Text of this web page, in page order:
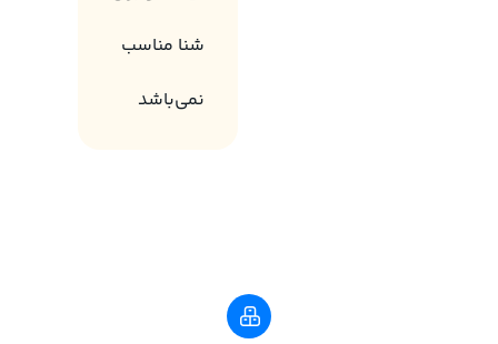
شنا مناسب
نمی‌باشد